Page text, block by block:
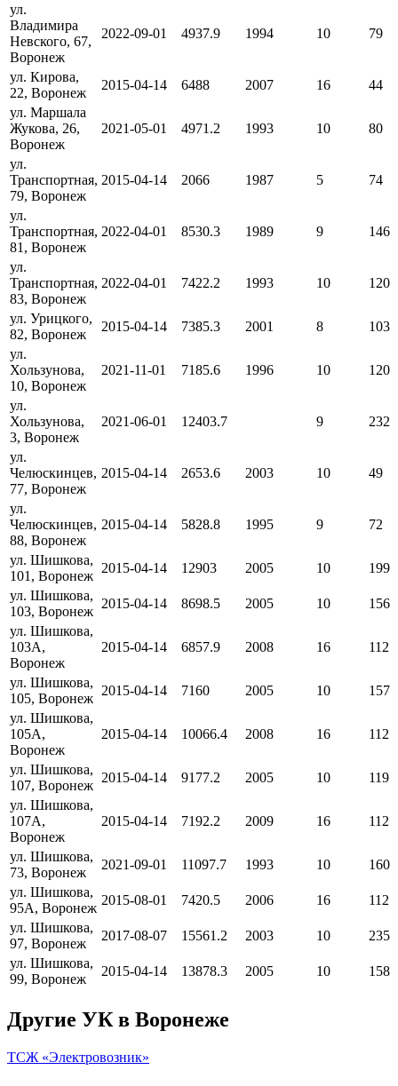
ул.
Владимира
Невского, 67,
Воронеж
2022-09-01 4937.9 1994 10 79
ул. Кирова,
22, Воронеж
2015-04-14 6488 2007 16
44
ул. Маршала
Жукова, 26,
Воронеж
2021-05-01 4971.2 1993 10 80
ул.
Транспортная,
79, Воронеж
2015-04-14 2066 1987 5 74
ул.
Транспортная,
81, Воронеж
2022-04-01 8530.3 1989 9 146
ул.
Транспортная,
83, Воронеж
2022-04-01 7422.2 1993 10 120
ул. Урицкого,
82, Воронеж
2015-04-14 7385.3 2001 8
103
ул.
Хользунова,
10, Воронеж
2021-11-01 7185.6 1996 10 120
ул.
Хользунова,
3, Воронеж
2021-06-01 12403.7 9 232
ул.
Челюскинцев,
77, Воронеж
2015-04-14 2653.6 2003 10 49
ул.
Челюскинцев,
88, Воронеж
2015-04-14 5828.8 1995 9 72
ул. Шишкова,
101, Воронеж
2015-04-14 12903 2005 10
199
ул. Шишкова,
103, Воронеж
2015-04-14 8698.5 2005 10
156
ул. Шишкова,
103А,
Воронеж
2015-04-14 6857.9 2008 16 112
ул. Шишкова,
105, Воронеж
2015-04-14 7160 2005 10
157
ул. Шишкова,
105А,
Воронеж
2015-04-14 10066.4 2008 16 112
ул. Шишкова,
107, Воронеж
2015-04-14 9177.2 2005 10
119
ул. Шишкова,
107А,
Воронеж
2015-04-14 7192.2 2009 16 112
ул. Шишкова,
73, Воронеж
2021-09-01 11097.7 1993 10
160
ул. Шишкова,
95А, Воронеж
2015-08-01 7420.5 2006 16
112
ул. Шишкова,
97, Воронеж
2017-08-07 15561.2 2003 10
235
ул. Шишкова,
99, Воронеж
2015-04-14 13878.3 2005 10 158
Другие УК в Воронеже
ТСЖ «Электровозник»